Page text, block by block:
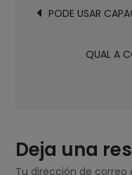
ESTOU
de
entradas
PODE USAR
QUAL A
Deja una
Tu dirección de correo